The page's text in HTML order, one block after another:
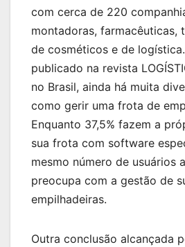
com cerca de 220
montadoras, farmacêuticas,
de cosméticos e de
publicado na revista
no Brasil, ainda há muita
como gerir uma frota de
Enquanto 37,5% fazem a
sua frota com software
mesmo número de usuários
preocupa com a gestão de
empilhadeiras.
Outra conclusão alcançada